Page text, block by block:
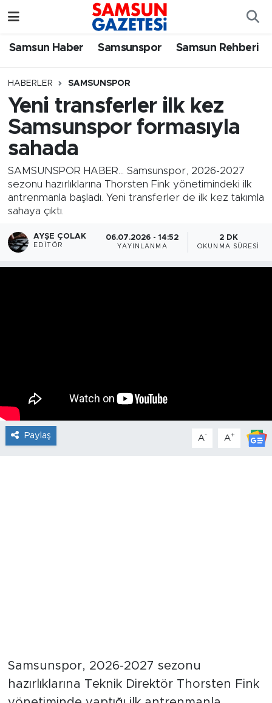
Samsun Haber Samsunspor Samsun Rehberi
HABERLER SAMSUNSPOR
Yeni transferler ilk kez
Samsunspor formasıyla
sahada
SAMSUNSPOR HABER... Samsunspor, 2026-2027
sezonu hazırlıklarına Thorsten Fink yönetimindeki ilk
antrenmanla başladı. Yeni transferler de ilk kez takımla
sahaya çıktı.
AYŞE ÇOLAK
EDITÖR
06.07.2026 - 14:52
YAYINLANMA
2 DK
OKUNMA SÜRESI
Paylaş A- A+
Samsunspor, 2026-2027 sezonu
hazırlıklarına Teknik Direktör Thorsten Fink
Samsun Haber
Samsun Rehberi
Resmi İlanlar
Samsun Nöbetçi Eczaneler
SAMSUN Namaz Vakitleri
Samsun Trafik Yoğunluk Haritası
Süper Lig Puan Durumu ve Fikstür
Tüm Manşetler
Son Dakika Haberleri